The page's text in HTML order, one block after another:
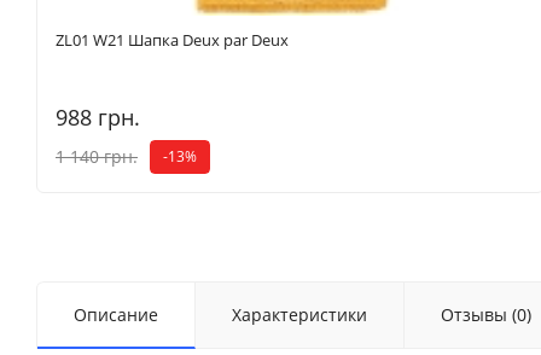
ZL01 W21 Шапка Deux par Deux
988 грн.
1 140 грн. -13%
Описание Характеристики Отзывы (0)